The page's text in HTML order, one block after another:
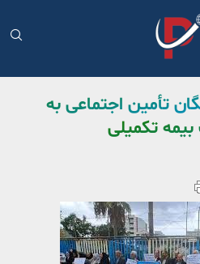
تأمین اجتماعی به
تکمیلی